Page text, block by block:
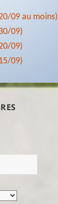
09 au moins)
09)
09)
09)